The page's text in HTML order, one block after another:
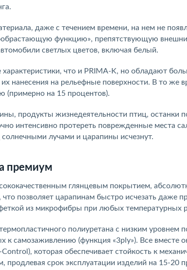
даже с течением времени, на нем не
функцию», препятствующую
светлых цветов, включая белый.
что и PRIMA-K, но обладают
нанесения на рельефные поверхности. В то же
(примерно на 15 процентов).
продукты жизнедеятельности птиц, останки
интенсивно протереть поврежденные места
лучами и царапины исчезнут.
премиум
глянцевым покрытием,
позволяет царапинам быстро исчезать даже
из микрофибры при любых температурных
полиуретана с низким уровнем
к самозаживлению (функция «3ply»). Все вместе
которая обеспечивает стойкость к
продлевая срок эксплуатации изделий на 15-20